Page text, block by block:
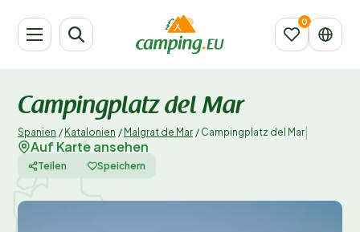
Campingplatz del Mar
Spanien / Katalonien / Malgrat de Mar / Campingplatz del Mar
Auf Karte ansehen
Teilen Speichern